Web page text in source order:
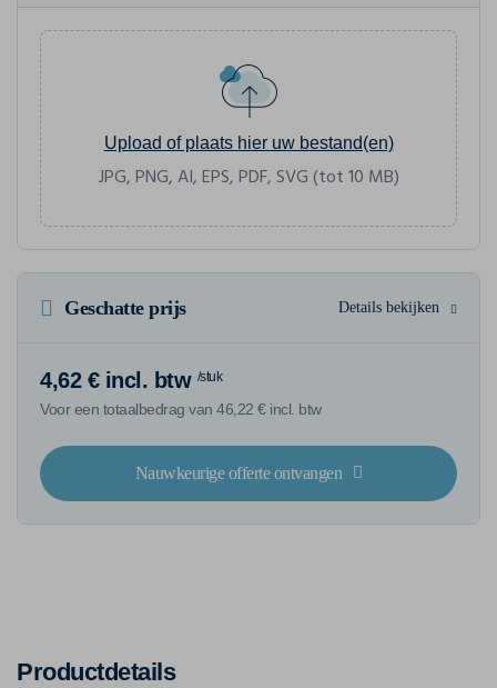
Upload of plaats hier uw bestand(en)
JPG, PNG, AI, EPS, PDF, SVG (tot 10 MB)
Geschatte prijs Details bekijken
4,62 € incl. btw /stuk
Voor een totaalbedrag van 46,22 € incl. btw
Nauwkeurige offerte ontvangen
Productdetails